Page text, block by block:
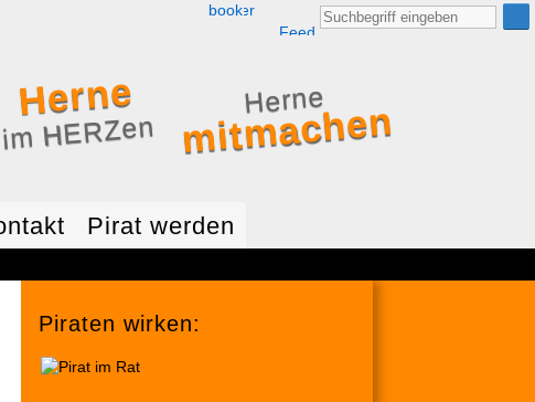
Facebook
TwitterRSS
Feed
Suche
nach:
Pirat werden
Herne
im HERZen
Herne
mitmachen
Piraten wirken: